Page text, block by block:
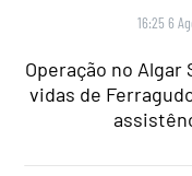
16:25 6
Operação no Algar
vidas de